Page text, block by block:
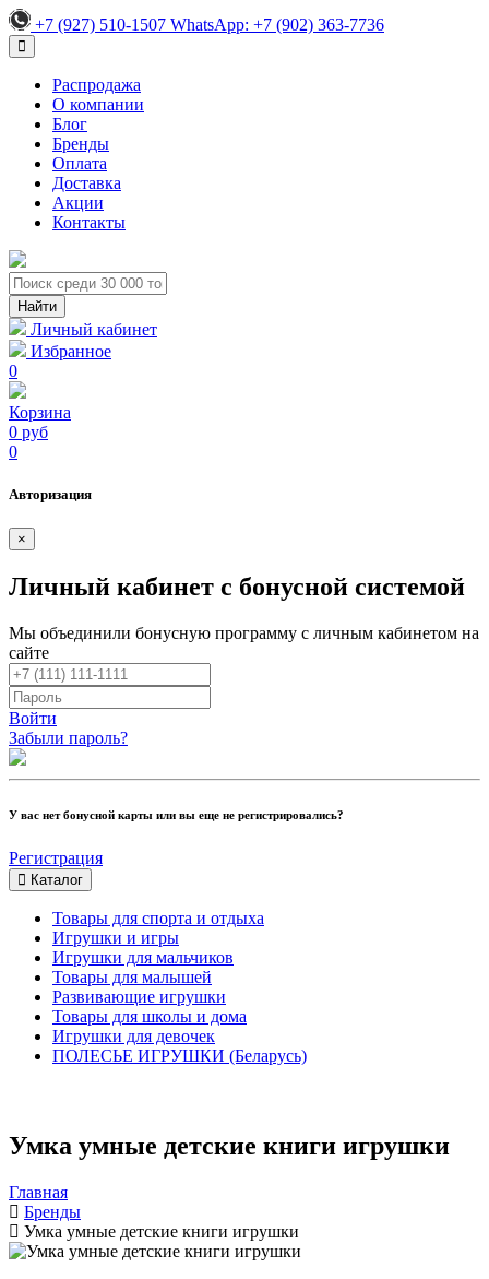
+7 (927) 510-1507 WhatsApp: +7 (902) 363-7736
Распродажа
О компании
Блог
Бренды
Оплата
Доставка
Акции
Контакты
Личный кабинет
Избранное
0
Корзина
0 руб
0
Авторизация
×
Личный кабинет с бонусной системой
Мы объединили бонусную программу с личным кабинетом на
сайте
Войти
Забыли пароль?
У вас нет бонусной карты или вы еще не регистрировались?
Регистрация
Каталог
Товары для спорта и отдыха
Игрушки и игры
Игрушки для мальчиков
Товары для малышей
Развивающие игрушки
Товары для школы и дома
Игрушки для девочек
ПОЛЕСЬЕ ИГРУШКИ (Беларусь)
Умка умные детские книги игрушки
Главная
Бренды
Умка умные детские книги игрушки